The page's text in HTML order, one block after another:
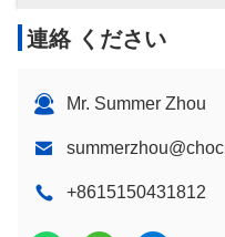
連絡 ください
Mr. Summer Zhou
+8615150431812